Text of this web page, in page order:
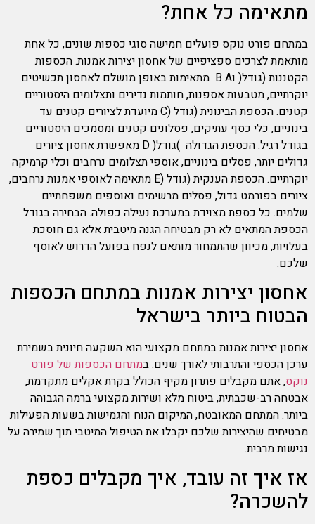
מתאימה כל אחת?
במתחם פורט נוקס פועלים חמישה סוגי כספות שונים, כל אחת
מותאמת לצרכים ספציפיים של אחסון יצירות אמנות. הכספות
הקטננות (גודל( וB A מתאימות באופן מושלם לאחסון תכשיטים
יוקרתיים, מטבעות אספנות, חותמות נדירים ותצלומים היסטוריים
קטנים. הכספת הבינונית (גודל (C מיועדת לציורים קטנים עד
בינוניים, כלי כסף עתיקים, פסלונים קטנים ומסמכים היסטוריים
בגודל רגיל. הכספת הגדולה )גודל( D מאפשרת אחסון ציורים
גדולים יותר, פסלים בינוניים, אוספי תצלומים נרחבים וכלי קרמיקה
יוקרתיים. הכספת הענקית (גודל (E מתאימה לאוספי אמנות נרחבים,
ציורים בפורמט גדול, פסלים מרשימים ואוספים משפחתיים
שלמים. כל כספת מצוידת במערכת נעילה כפולה. הבחירה בגודל
הכספת המתאים לא רק מבטיחה הגנה מיטבית אלא גם חוסכת
בעלויות, מכיוון שהתמחור מותאם לנפח בפועל הדרוש לאוסף
שלכם.
אחסון יצירות אמנות במתחם הכספות
הבטוח ביותר בישראל
אחסון יצירות אמנות במתחם מקצועי הוא השקעה חיונית בשמירת
ערכן הכספי והתרבותי לאורך שנים. במתחם הכספות של פורט
נוקס, אתם מקבלים פתרון מקיף הכולל בקרת אקלים מתקדמת,
אבטחה רב-שכבתית, ביטוח מלא ושירות מקצועי ברמה הגבוהה
ביותר. המתחם המאובטח, המיקום הנוח והגמישות בשעות הפעילות
מבטיחים שהיצירות שלכם יקבלו את הטיפול המיטבי תוך שמירה על
נגישות מרבית.
אז איך זה עובד, איך מקבלים כספת
להשכרה?